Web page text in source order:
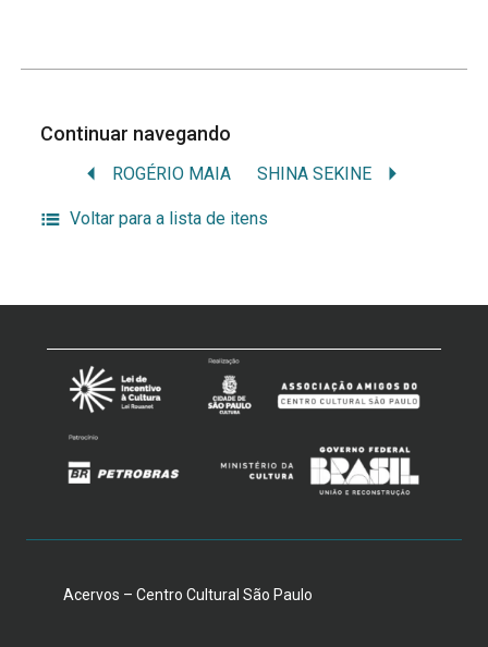
Continuar navegando
ROGÉRIO MAIA SHINA SEKINE
Voltar para a lista de itens
Acervos – Centro Cultural São Paulo